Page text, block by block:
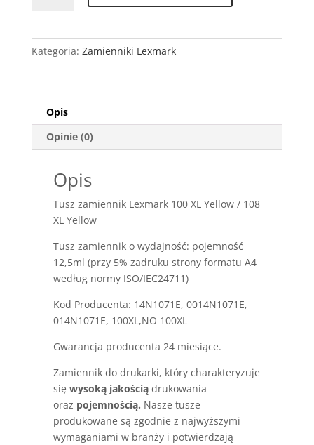
Kategoria: Zamienniki Lexmark
Opis
Opinie (0)
Opis
Tusz zamiennik Lexmark 100 XL Yellow / 108
XL Yellow
Tusz zamiennik o wydajność: pojemność
12,5ml (przy 5% zadruku strony formatu A4
według normy ISO/IEC24711)
Kod Producenta: 14N1071E, 0014N1071E,
014N1071E, 100XL,NO 100XL
Gwarancja producenta 24 miesiące.
Zamiennik do drukarki, który charakteryzuje
się wysoką jakościądrukowania
oraz pojemnością. Nasze tusze
produkowane są zgodnie z najwyższymi
wymaganiami w branży i potwierdzają